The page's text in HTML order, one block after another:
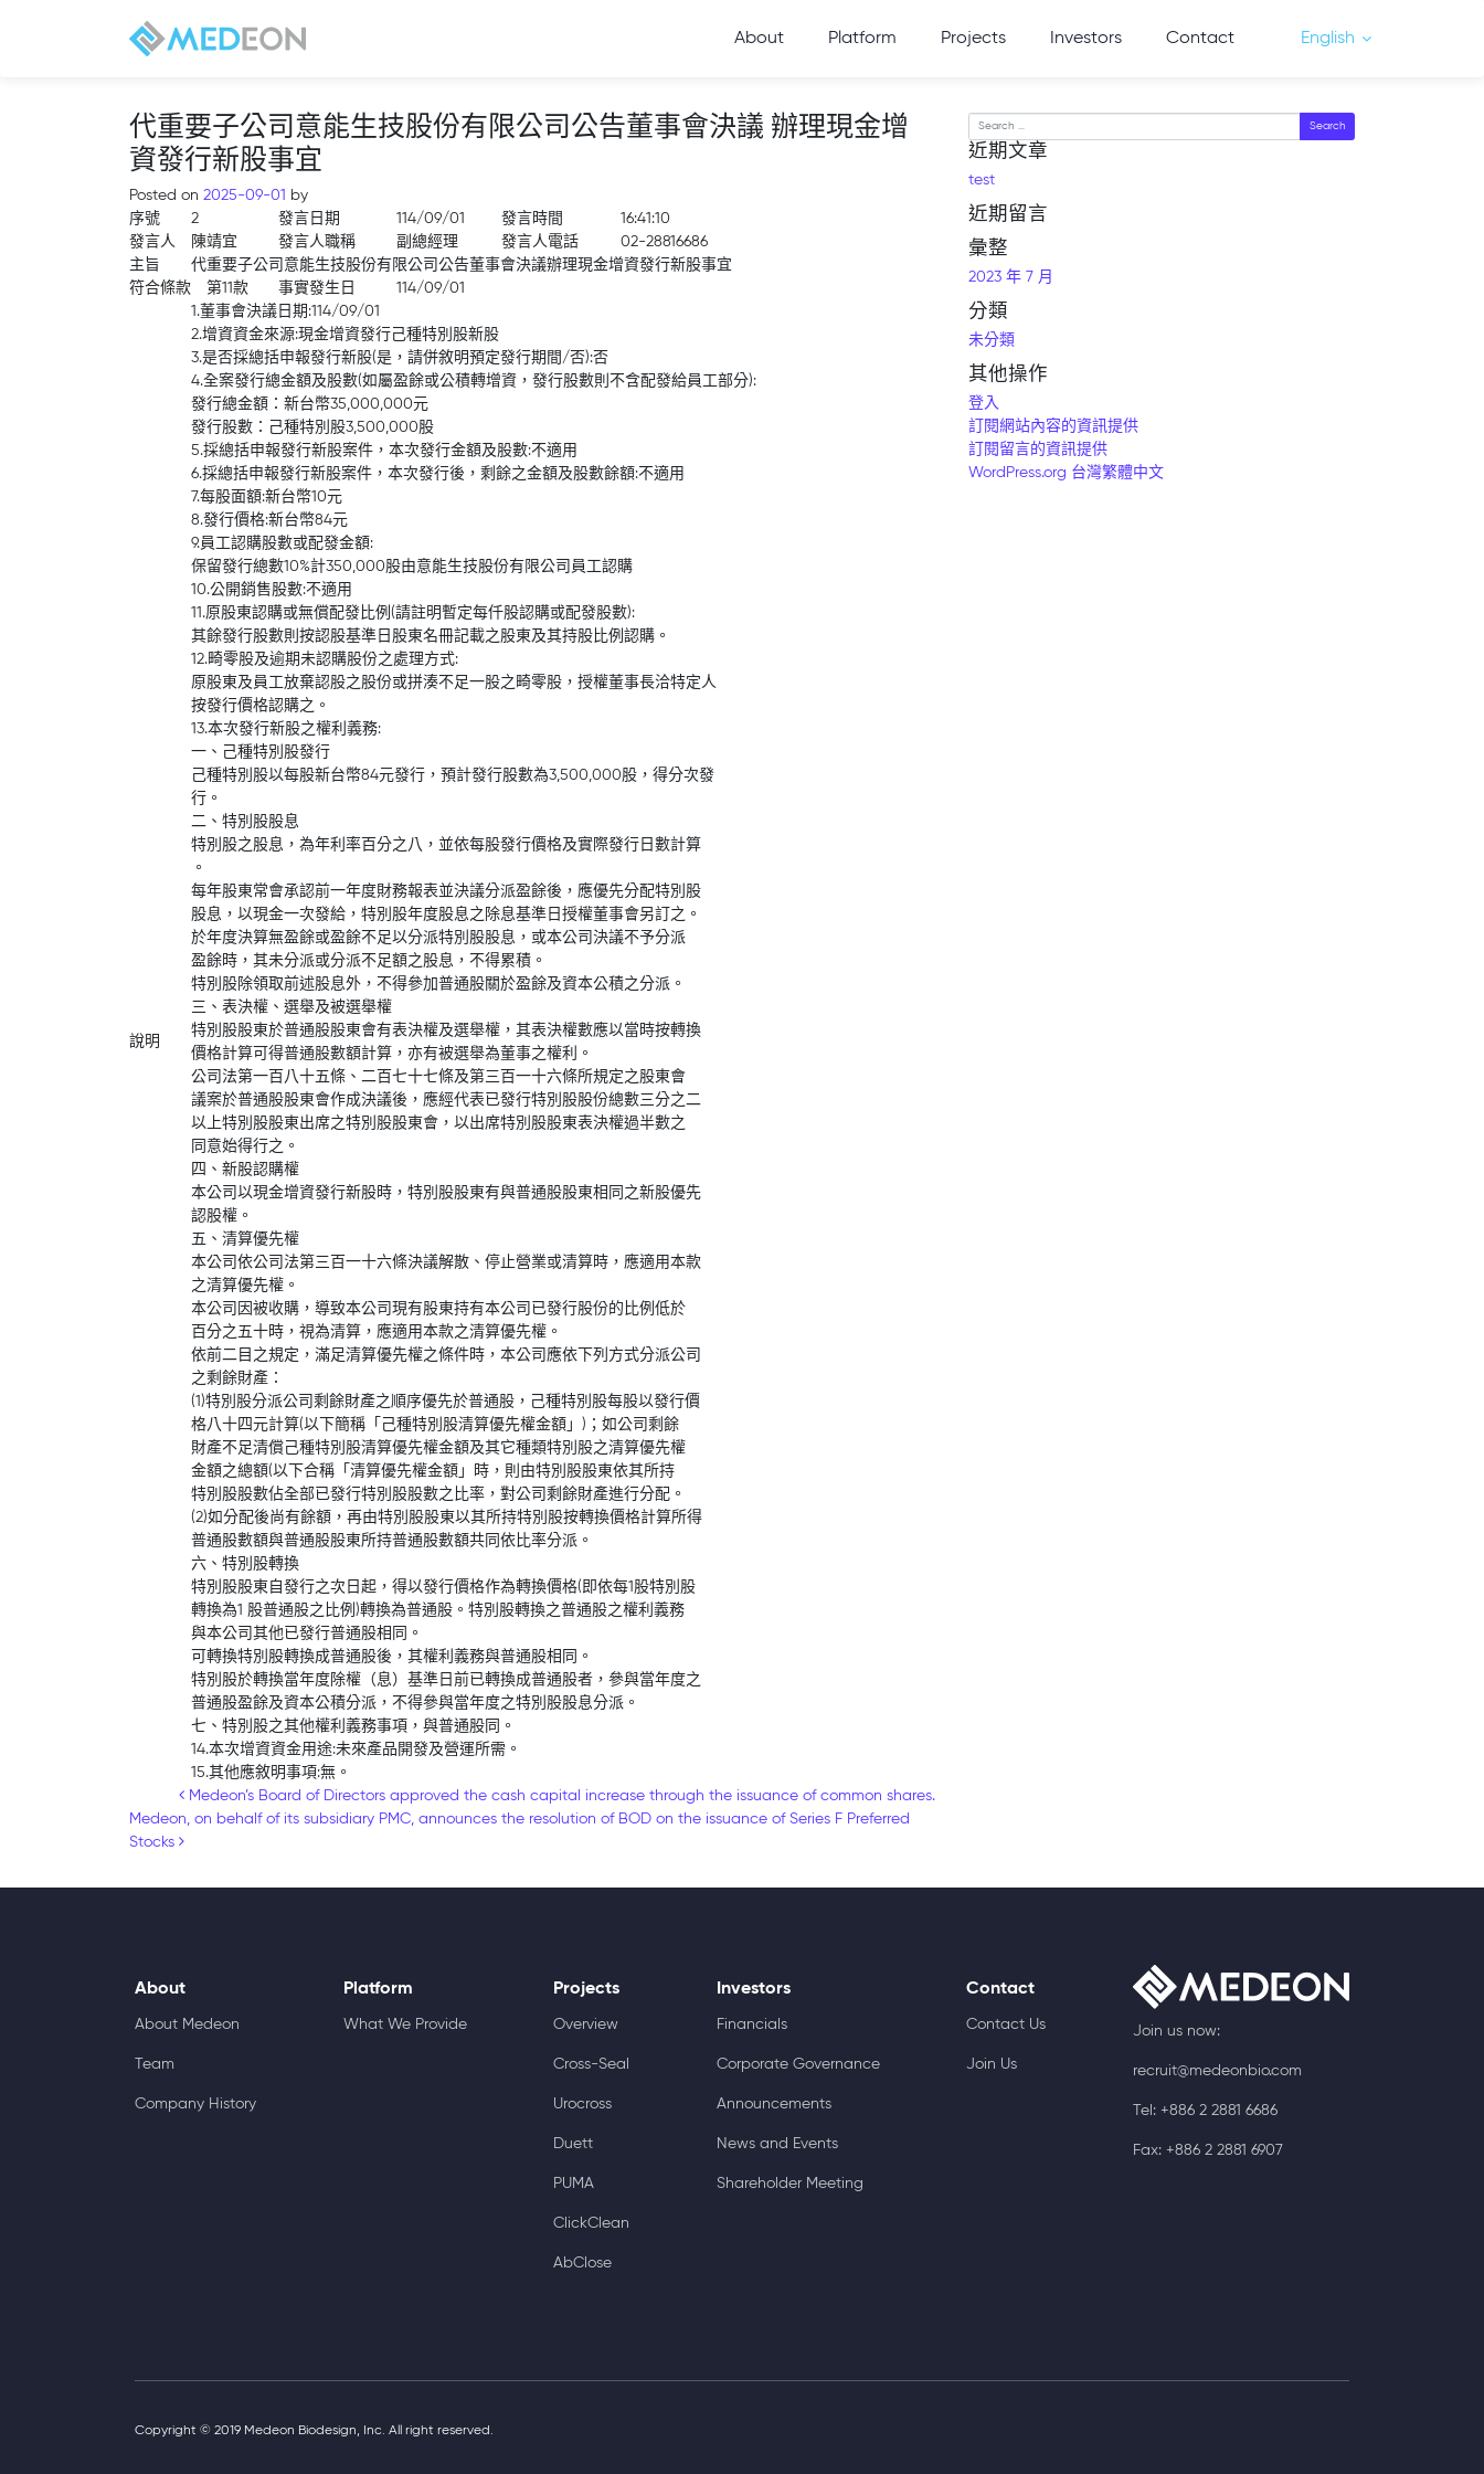
About Platform Projects Investors Contact English
代重要子公司意能生技股份有限公司公告董事會決議 辦理現金增
資發行新股事宜
Posted on 2025-09-01 by
序號
2 發言日期 114/09/01 發言時間
16:41:10
發言人
陳靖宜 發言人職稱 副總經理 發言人電話
02-28816686
主旨
代重要子公司意能生技股份有限公司公告董事會決議辦理現金增資發行新股事宜
符合條款 第11款 事實發生日 114/09/01
說明
1.董事會決議日期:114/09/01
2.增資資金來源:現金增資發行己種特別股新股
3.是否採總括申報發行新股(是，請併敘明預定發行期間/否):否
4.全案發行總金額及股數(如屬盈餘或公積轉增資，發行股數則不含配發給員工部分):
發行總金額：新台幣35,000,000元
發行股數：己種特別股3,500,000股
5.採總括申報發行新股案件，本次發行金額及股數:不適用
6.採總括申報發行新股案件，本次發行後，剩餘之金額及股數餘額:不適用
7.每股面額:新台幣10元
8.發行價格:新台幣84元
9.員工認購股數或配發金額:
保留發行總數10%計350,000股由意能生技股份有限公司員工認購
10.公開銷售股數:不適用
11.原股東認購或無償配發比例(請註明暫定每仟股認購或配發股數):
其餘發行股數則按認股基準日股東名冊記載之股東及其持股比例認購。
12.畸零股及逾期未認購股份之處理方式:
原股東及員工放棄認股之股份或拼湊不足一股之畸零股，授權董事長洽特定人
按發行價格認購之。
13.本次發行新股之權利義務:
一、己種特別股發行
己種特別股以每股新台幣84元發行，預計發行股數為3,500,000股，得分次發
行。
二、特別股股息
特別股之股息，為年利率百分之八，並依每股發行價格及實際發行日數計算
。
每年股東常會承認前一年度財務報表並決議分派盈餘後，應優先分配特別股
股息，以現金一次發給，特別股年度股息之除息基準日授權董事會另訂之。
於年度決算無盈餘或盈餘不足以分派特別股股息，或本公司決議不予分派
盈餘時，其未分派或分派不足額之股息，不得累積。
特別股除領取前述股息外，不得參加普通股關於盈餘及資本公積之分派。
三、表決權、選舉及被選舉權
特別股股東於普通股股東會有表決權及選舉權，其表決權數應以當時按轉換
價格計算可得普通股數額計算，亦有被選舉為董事之權利。
公司法第一百八十五條、二百七十七條及第三百一十六條所規定之股東會
議案於普通股股東會作成決議後，應經代表已發行特別股股份總數三分之二
以上特別股股東出席之特別股股東會，以出席特別股股東表決權過半數之
同意始得行之。
四、新股認購權
本公司以現金增資發行新股時，特別股股東有與普通股股東相同之新股優先
認股權。
五、清算優先權
本公司依公司法第三百一十六條決議解散、停止營業或清算時，應適用本款
之清算優先權。
本公司因被收購，導致本公司現有股東持有本公司已發行股份的比例低於
百分之五十時，視為清算，應適用本款之清算優先權。
依前二目之規定，滿足清算優先權之條件時，本公司應依下列方式分派公司
之剩餘財產：
(1)特別股分派公司剩餘財產之順序優先於普通股，己種特別股每股以發行價
格八十四元計算(以下簡稱「己種特別股清算優先權金額」)；如公司剩餘
財產不足清償己種特別股清算優先權金額及其它種類特別股之清算優先權
金額之總額(以下合稱「清算優先權金額」時，則由特別股股東依其所持
特別股股數佔全部已發行特別股股數之比率，對公司剩餘財產進行分配。
(2)如分配後尚有餘額，再由特別股股東以其所持特別股按轉換價格計算所得
普通股數額與普通股股東所持普通股數額共同依比率分派。
六、特別股轉換
特別股股東自發行之次日起，得以發行價格作為轉換價格(即依每1股特別股
轉換為1 股普通股之比例)轉換為普通股。特別股轉換之普通股之權利義務
與本公司其他已發行普通股相同。
可轉換特別股轉換成普通股後，其權利義務與普通股相同。
特別股於轉換當年度除權（息）基準日前已轉換成普通股者，參與當年度之
普通股盈餘及資本公積分派，不得參與當年度之特別股股息分派。
七、特別股之其他權利義務事項，與普通股同。
14.本次增資資金用途:未來產品開發及營運所需。
15.其他應敘明事項:無。
Post navigation
Medeon’s Board of Directors approved the cash capital increase through the issuance of common shares.
Medeon, on behalf of its subsidiary PMC, announces the resolution of BOD on the issuance of Series F Preferred
Stocks
Search
近期文章
test
近期留言
彙整
2023 年 7 月
分類
未分類
其他操作
登入
訂閱網站內容的資訊提供
訂閱留言的資訊提供
WordPress.org 台灣繁體中文
About
About Medeon
Team
Company History
Platform
What We Provide
Projects
Overview
Cross-Seal
Urocross
Duett
PUMA
ClickClean
AbClose
Investors
Financials
Corporate Governance
Announcements
News and Events
Shareholder Meeting
Contact
Contact Us
Join Us
Join us now:
recruit@medeonbio.com
Tel: +886 2 2881 6686
Fax: +886 2 2881 6907
Copyright © 2019 Medeon Biodesign, Inc. All right reserved.